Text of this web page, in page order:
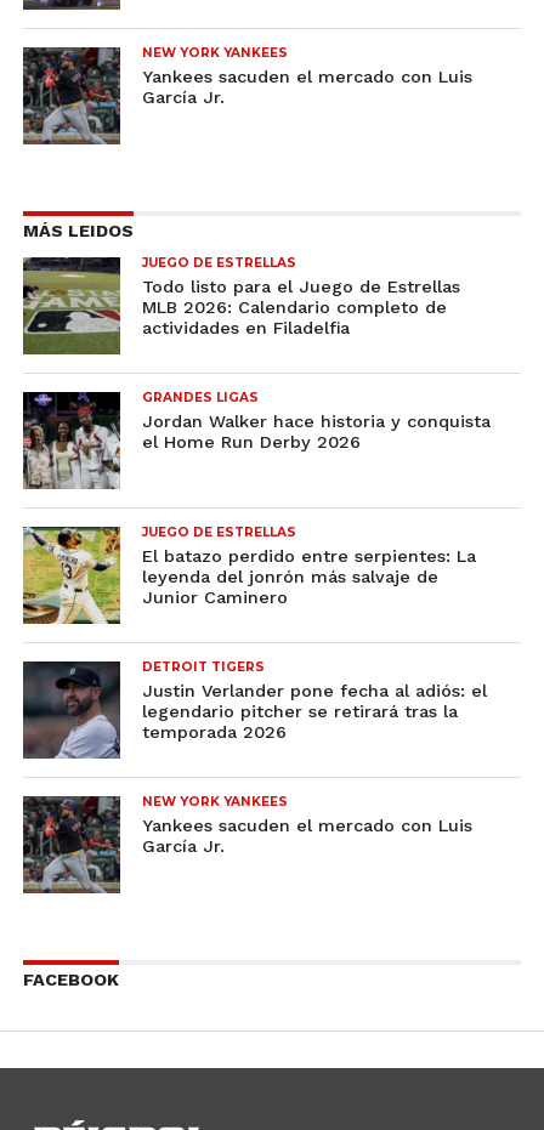
NEW YORK YANKEES
Yankees sacuden el mercado con Luis
García Jr.
MÁS LEIDOS
JUEGO DE ESTRELLAS
Todo listo para el Juego de Estrellas
MLB 2026: Calendario completo de
actividades en Filadelfia
GRANDES LIGAS
Jordan Walker hace historia y conquista
el Home Run Derby 2026
JUEGO DE ESTRELLAS
El batazo perdido entre serpientes: La
leyenda del jonrón más salvaje de
Junior Caminero
DETROIT TIGERS
Justin Verlander pone fecha al adiós: el
legendario pitcher se retirará tras la
temporada 2026
NEW YORK YANKEES
Yankees sacuden el mercado con Luis
García Jr.
FACEBOOK